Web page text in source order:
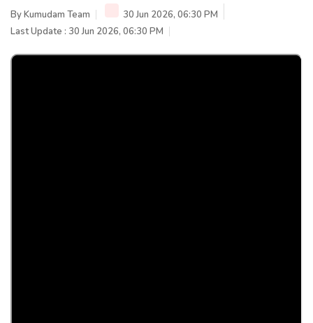
ByKumudam Team
30 Jun 2026, 06:30 PM
Last Update : 30 Jun 2026, 06:30 PM